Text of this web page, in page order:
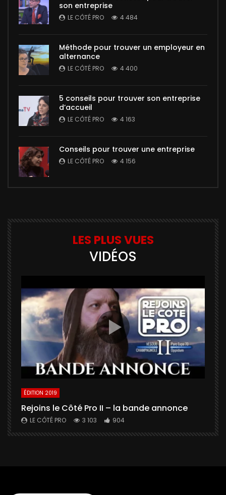
son entreprise
LE CÔTÉ PRO 4 484
Méthode pour trouver un employeur en
alternance
LE CÔTÉ PRO 4 400
5 conseils pour trouver son entreprise
d’accueil
LE CÔTÉ PRO 4 163
Conseils pour trouver une entreprise
LE CÔTÉ PRO 4 156
LES PLUS VUES
VIDÉOS
ÉDITION 2019
Rejoins le Côté Pro II – la bande annonce
LE CÔTÉ PRO 3 103 904